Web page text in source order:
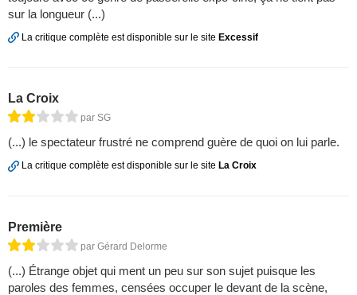
sur la longueur (...)
La critique complète est disponible sur le site Excessif
La Croix
par SG
(...) le spectateur frustré ne comprend guère de quoi on lui parle.
La critique complète est disponible sur le site La Croix
Première
par Gérard Delorme
(...) Étrange objet qui ment un peu sur son sujet puisque les
paroles des femmes, censées occuper le devant de la scène,